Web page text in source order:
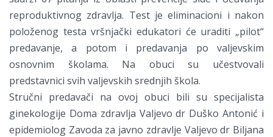
reproduktivnog zdravlja. Test je eliminacioni i nakon
položenog testa vršnjački edukatori će uraditi „pilot“
predavanje, a potom i predavanja po valjevskim
osnovnim školama. Na obuci su učestvovali
predstavnici svih valjevskih srednjih škola.
Stručni predavači na ovoj obuci bili su specijalista
ginekologije Doma zdravlja Valjevo dr Duško Antonić i
epidemiolog Zavoda za javno zdravlje Valjevo dr Biljana